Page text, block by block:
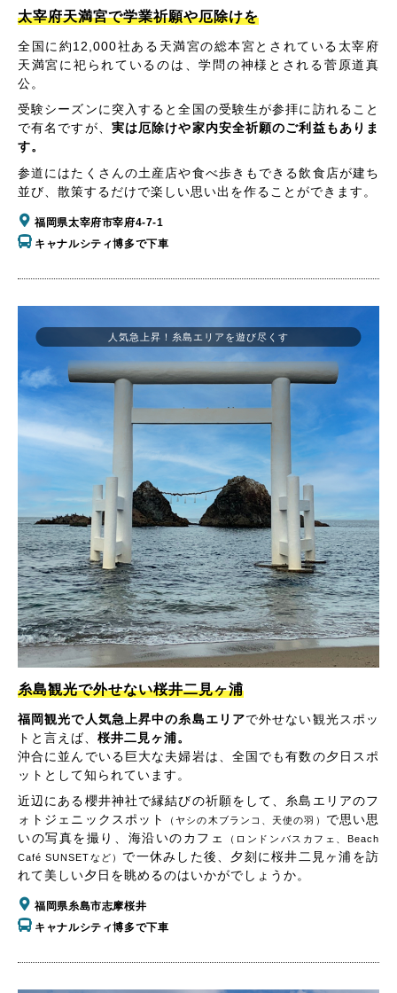
太宰府天満宮で学業祈願や厄除けを
全国に約12,000社ある天満宮の総本宮とされている太宰府
天満宮に祀られているのは、学問の神様とされる菅原道真
公。
受験シーズンに突入すると全国の受験生が参拝に訪れること
で有名ですが、 実は厄除けや家内安全祈願のご利益もありま
す。
参道にはたくさんの土産店や食べ歩きもできる飲食店が建ち
並び、散策するだけで楽しい思い出を作ることができます。
福岡県太宰府市宰府4-7-1
キャナルシティ博多で下車
人気急上昇！糸島エリアを遊び尽くす
糸島観光で外せない桜井二見ヶ浦
福岡観光で人気急上昇中の糸島エリアで外せない観光スポッ
トと言えば、 桜井二見ヶ浦。
沖合に並んでいる巨大な夫婦岩は、全国でも有数の夕日スポ
ットとして知られています。
近辺にある櫻井神社で縁結びの祈願をして、糸島エリアのフ
ォトジェニックスポット
（ヤシの木ブランコ、天使の羽）
で思い思
いの写真を撮り、海沿いのカフェ
（ロンドンバスカフェ、Beach
Café SUNSETなど） で一休みした後、夕刻に桜井二見ヶ浦を訪
れて美しい夕日を眺めるのはいかがでしょうか。
福岡県糸島市志摩桜井
キャナルシティ博多で下車